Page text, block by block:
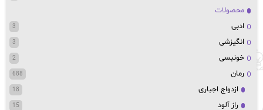
محصولات
ادبی
3
انگیزشی 3
خونبسی 2
رمان 688
ازدواج اجباری 18
راز آلود 15